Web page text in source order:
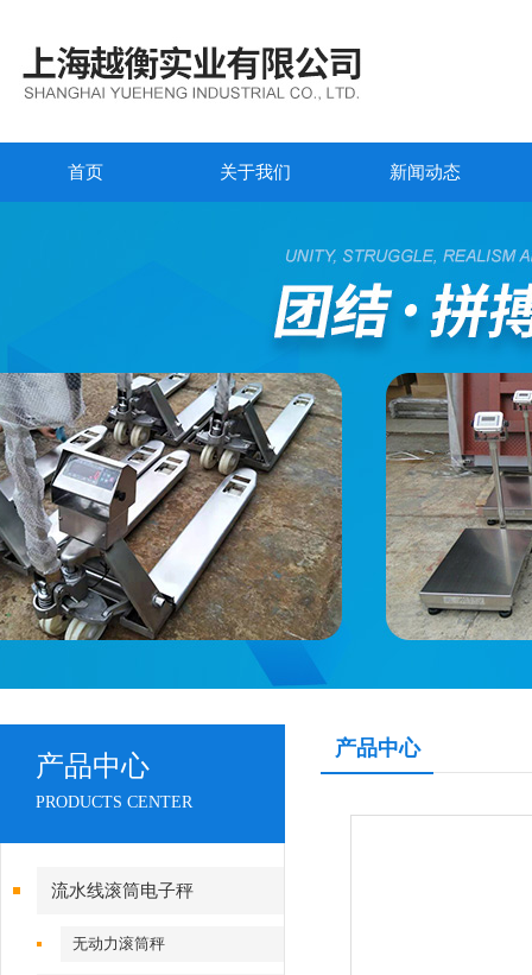
首页 关于我们 新闻动态
产品中心
PRODUCTS CENTER
流水线滚筒电子秤
无动力滚筒秤
产品中心